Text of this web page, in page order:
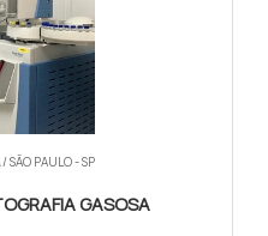
/ SÃO PAULO - SP
GASOSA